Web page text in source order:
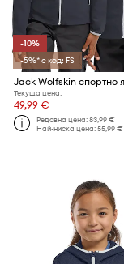
-10%
-5%* с код: FS
Текуща цена:
49,99 €
Редовна цена:83,99 €
Най-ниска цена:55,99 €